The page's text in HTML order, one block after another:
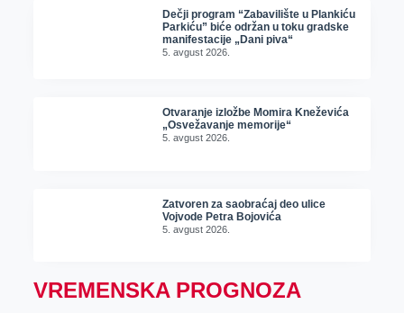
Dečji program “Zabavilište u Plankiću
Parkiću” biće održan u toku gradske
manifestacije „Dani piva“
5. avgust 2026.
Otvaranje izložbe Momira Kneževića
„Osvežavanje memorije“
5. avgust 2026.
Zatvoren za saobraćaj deo ulice
Vojvode Petra Bojovića
5. avgust 2026.
VREMENSKA PROGNOZA